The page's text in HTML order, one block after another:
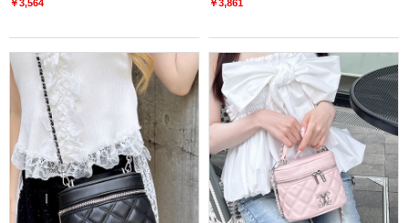
￥3,564 ￥3,861